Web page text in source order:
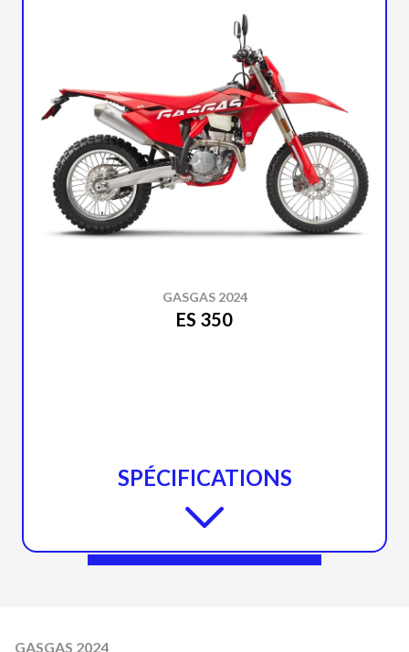
GASGAS 2024
ES 350
SPÉCIFICATIONS
GASGAS 2024